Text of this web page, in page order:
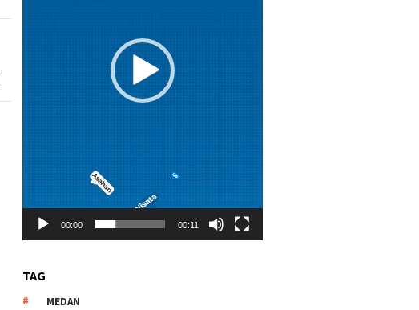
00:00 00:11
TAG
MEDAN